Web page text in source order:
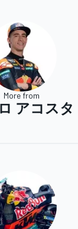
More from
アコスタ